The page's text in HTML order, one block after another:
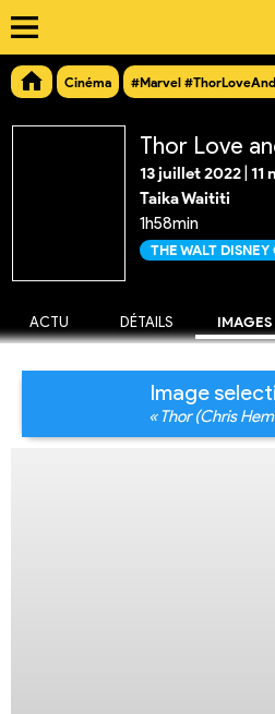
Cinéma #Marvel
Thor Love
13 juillet 2022 11
Taika Waititi
1h58min
THE WALT
ACTU DÉTAILS IMAGES
Image
« Thor (Chris